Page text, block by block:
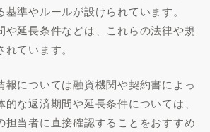
準やルールが設けられています。
や延長条件などは、これらの法律や規
ています。
報については融資機関や契約書によっ
な返済期間や延長条件については、
担当者に直接確認することをおすすめ